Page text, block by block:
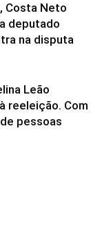
Costa Neto
deputado
na disputa
Leão
reeleição. Com
pessoas